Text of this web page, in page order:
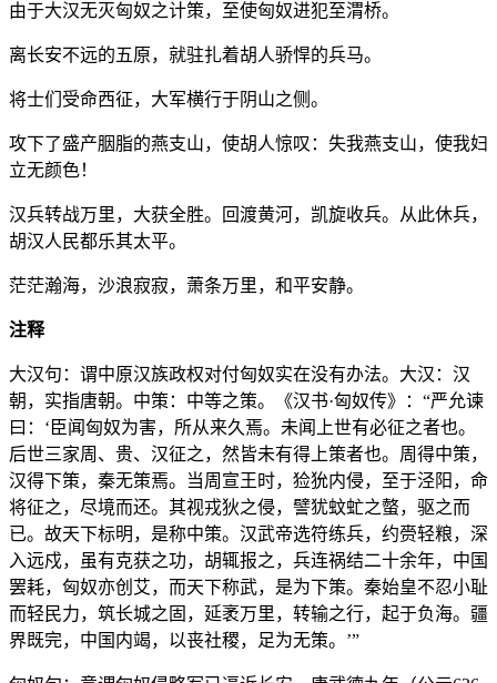
由于大汉无灭匈奴之计策，至使匈奴进犯至渭桥。
离长安不远的五原，就驻扎着胡人骄悍的兵马。
将士们受命西征，大军横行于阴山之侧。
攻下了盛产胭脂的燕支山，使胡人惊叹：失我燕支山，使我妇
立无颜色！
汉兵转战万里，大获全胜。回渡黄河，凯旋收兵。从此休兵，
胡汉人民都乐其太平。
茫茫瀚海，沙浪寂寂，萧条万里，和平安静。
注释
大汉句：谓中原汉族政权对付匈奴实在没有办法。大汉：汉
朝，实指唐朝。中策：中等之策。《汉书·匈奴传》：“严允谏
曰：‘臣闻匈奴为害，所从来久焉。未闻上世有必征之者也。
后世三家周、贵、汉征之，然皆未有得上策者也。周得中策，
汉得下策，秦无策焉。当周宣王时，猃狁内侵，至于泾阳，命
将征之，尽境而还。其视戎狄之侵，譬犹蚊虻之螫，驱之而
已。故天下标明，是称中策。汉武帝选符练兵，约赍轻粮，深
入远戍，虽有克获之功，胡辄报之，兵连祸结二十余年，中国
罢耗，匈奴亦创艾，而天下称武，是为下策。秦始皇不忍小耻
而轻民力，筑长城之固，延袤万里，转输之行，起于负海。疆
界既完，中国内竭，以丧社稷，足为无策。’”